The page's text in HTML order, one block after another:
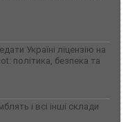
Україні ліцензію на
політика, безпека та
і всі інші склади